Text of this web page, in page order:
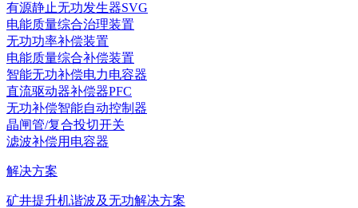
有源静止无功发生器SVG
电能质量综合治理装置
无功功率补偿装置
电能质量综合补偿装置
智能无功补偿电力电容器
直流驱动器补偿器PFC
无功补偿智能自动控制器
晶闸管/复合投切开关
滤波补偿用电容器
解决方案
矿井提升机谐波及无功解决方案